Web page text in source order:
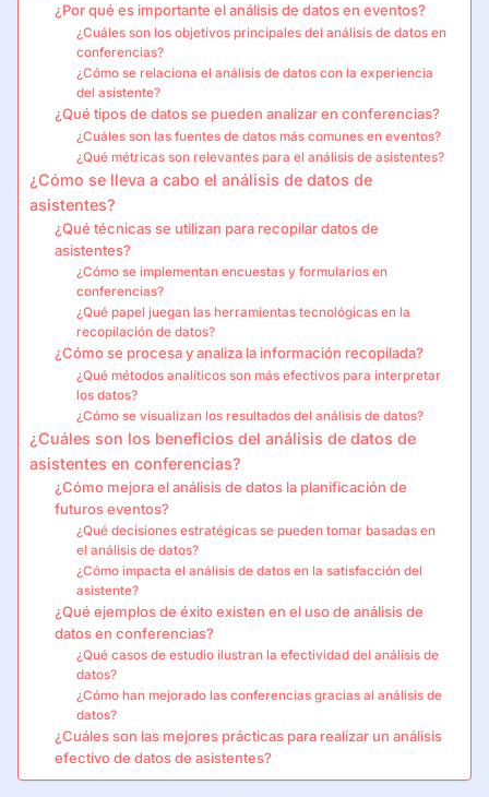
¿Por qué es importante el análisis de datos en eventos?
¿Cuáles son los objetivos principales del análisis de datos en
conferencias?
¿Cómo se relaciona el análisis de datos con la experiencia
del asistente?
¿Qué tipos de datos se pueden analizar en conferencias?
¿Cuáles son las fuentes de datos más comunes en eventos?
¿Qué métricas son relevantes para el análisis de asistentes?
¿Cómo se lleva a cabo el análisis de datos de
asistentes?
¿Qué técnicas se utilizan para recopilar datos de
asistentes?
¿Cómo se implementan encuestas y formularios en
conferencias?
¿Qué papel juegan las herramientas tecnológicas en la
recopilación de datos?
¿Cómo se procesa y analiza la información recopilada?
¿Qué métodos analíticos son más efectivos para interpretar
los datos?
¿Cómo se visualizan los resultados del análisis de datos?
¿Cuáles son los beneficios del análisis de datos de
asistentes en conferencias?
¿Cómo mejora el análisis de datos la planificación de
futuros eventos?
¿Qué decisiones estratégicas se pueden tomar basadas en
el análisis de datos?
¿Cómo impacta el análisis de datos en la satisfacción del
asistente?
¿Qué ejemplos de éxito existen en el uso de análisis de
datos en conferencias?
¿Qué casos de estudio ilustran la efectividad del análisis de
datos?
¿Cómo han mejorado las conferencias gracias al análisis de
datos?
¿Cuáles son las mejores prácticas para realizar un análisis
efectivo de datos de asistentes?